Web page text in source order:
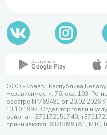
ООО «Кравт». Республика
Независимости, 76, оф. 103.
реестре №769481 от 20.02.2026
13.10.1992. Отдел торговли и
района, +375172151740;
принимаются: 6378899 (А1, МТС,